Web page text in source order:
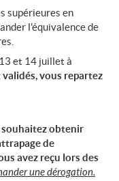
supérieures en
l'équivalence de
et 14 juillet à
vous repartez
souhaitez obtenir
de
avez reçu lors des
une dérogation.